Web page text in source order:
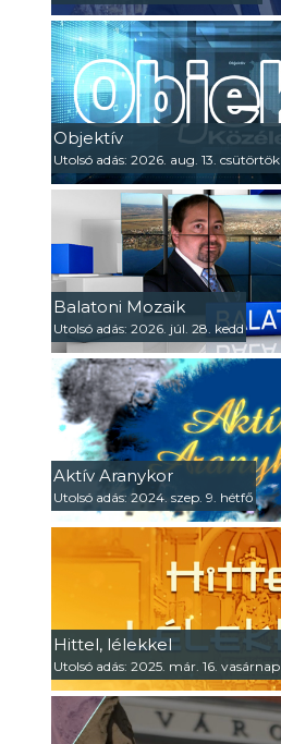
Objektív
Utolsó adás: 2026. aug. 13. csütörtök
Balatoni Mozaik
Utolsó adás: 2026. júl. 28. kedd
Aktív Aranykor
Utolsó adás: 2024. szep. 9. hétfő
Hittel, lélekkel
Utolsó adás: 2025. már. 16. vasárnap